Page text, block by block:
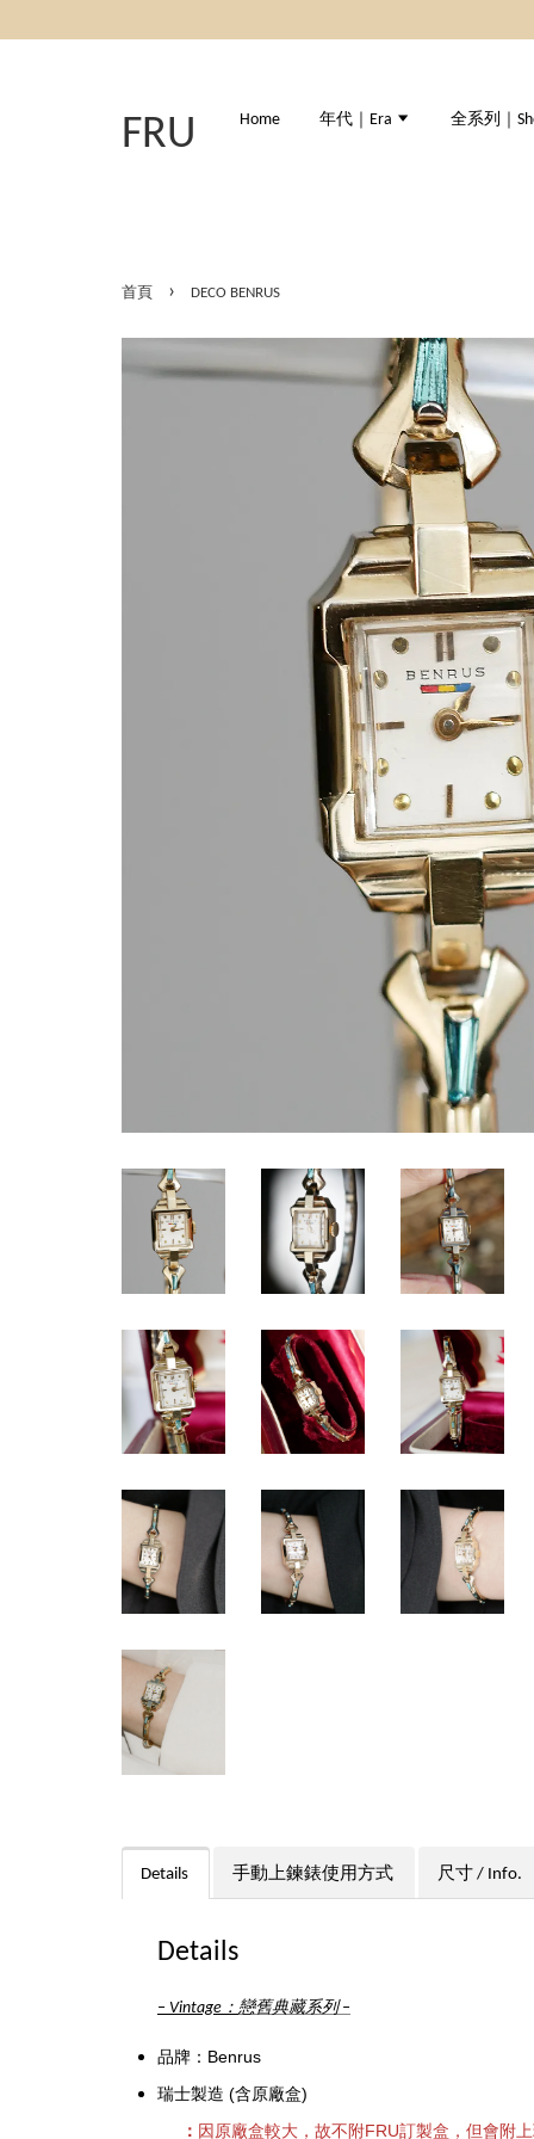
FRU Home 年代｜Era 全系列｜
首頁 › DECO BENRUS
Details 手動上鍊錶使用方式 尺寸 / Info.
Details
– Vintage ： 戀舊典藏系列–
品牌：Benrus
瑞士製造 (含原廠盒)
： 因原廠盒較大，故不附FRU訂製盒，但會附